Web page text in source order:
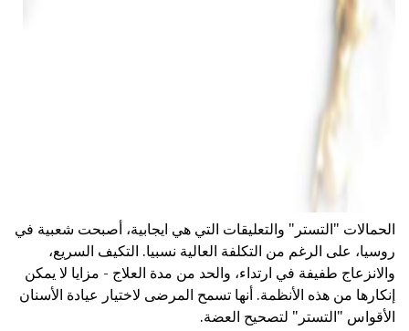
الحمالات "التستر" والتعليقات التي هي ايجابية، أصبحت شعبية في
روسيا، على الرغم من التكلفة العالية نسبيا. التكيف السريع،
والانزعاج طفيفة في ارتداء، والحد من مدة العلاج - مزايا لا يمكن
إنكارها من هذه الأنظمة. أنها تسمح المرضى لاختيار عيادة الأسنان
الأقواس "التستر" لتصحيح العضة.